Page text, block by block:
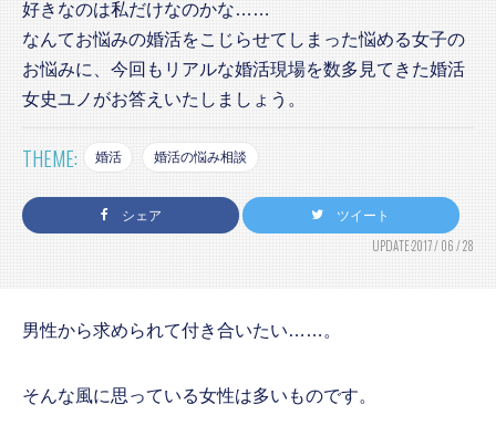
好きなのは私だけなのかな……
なんてお悩みの婚活をこじらせてしまった悩める女子の
お悩みに、今回もリアルな婚活現場を数多見てきた婚活
女史ユノがお答えいたしましょう。
THEME: 婚活 婚活の悩み相談
シェア ツイート
UPDATE:2017 / 06 / 28
男性から求められて付き合いたい……。
そんな風に思っている女性は多いものです。